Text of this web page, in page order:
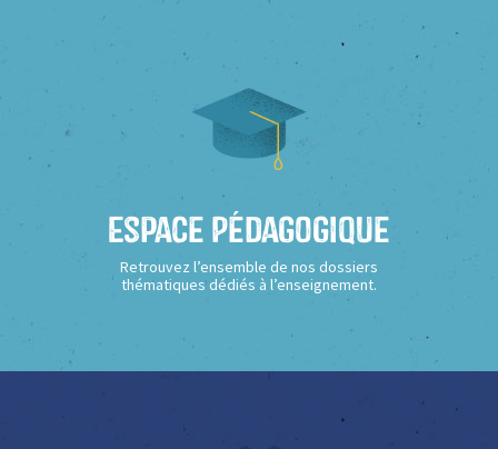
Espace Pédagogique
Retrouvez l’ensemble de nos dossiers
thématiques dédiés à l’enseignement.